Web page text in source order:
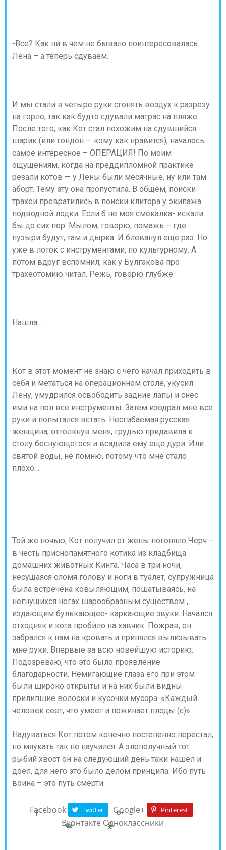
-Все? Как ни в чем не бывало поинтересовалась
Лена – а теперь сдуваем.
И мы стали в четыре руки сгонять воздух к разрезу
на горле, так как будто сдували матрас на пляже.
После того, как Кот стал похожим на сдувшийся
шарик (или гондон — кому как нравится), началось
самое интересное – ОПЕРАЦИЯ! По моим
ощущениям, когда на преддипломной практике
резали котов — у Лены были месячные, ну или там
аборт. Тему эту она пропустила. В общем, поиски
трахеи превратились в поиски клитора у экипажа
подводной лодки. Если б не моя смекалка- искали
бы до сих пор. Мылом, говорю, помажь – где
пузыри будут, там и дырка. И блеванул еще раз. Но
уже в лоток с инструментами, по культурному. А
потом вдруг вспомнил, как у Булгакова про
трахеотомию читал. Режь, говорю глубже.
Нашла…
Кот в этот момент не знаю с чего начал приходить в
себя и метаться на операционном столе, укусил
Лену, умудрился освободить задние лапы и снес
ими на пол все инструменты. Затем изодрал мне все
руки и попытался встать. Несгибаемая русская
женщина, оттолкнув меня, грудью придавила к
столу беснующегося и всадила ему еще дури. Или
святой воды, не помню, потому что мне стало
плохо…
Той же ночью, Кот получил от жены погоняло Черч –
в честь приснопамятного котика из кладбища
домашних животных Кинга. Часа в три ночи,
несущаяся сломя голову и ноги в туалет, супружница
была встречена ковыляющим, пошатываясь, на
негнущихся ногах шарообразным существом ,
издающим булькающее- каркающие звуки. Начался
отходняк и кота пробило на хавчик. Пожрав, он
забрался к нам на кровать и принялся вылизывать
мне руки. Впервые за всю новейшую историю.
Подозреваю, что это было проявление
благодарности. Немигающие глаза его при этом
были широко открыты и на них были видны
прилипшие волоски и кусочки мусора. «Каждый
человек сеет, что умеет и пожинает плоды (с)»
Надуваться Кот потом конечно постепенно перестал,
но мяукать так не научился. А злополучный тот
рыбий хвост он на следующий день таки нашел и
доел, для него это было делом принципа. Ибо путь
воина – это путь смерти.
Facebook Twitter Google+ Pinterest
Вконтакте Одноклассники